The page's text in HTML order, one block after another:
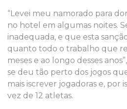
“Levei meu namorado para
no hotel em algumas noites.
inadequada, e que esta
quanto todo o trabalho que
meses e ao longo desses
se deu tão perto dos jogos
mais iscrever jogadoras e, por
vez de 12 atletas.